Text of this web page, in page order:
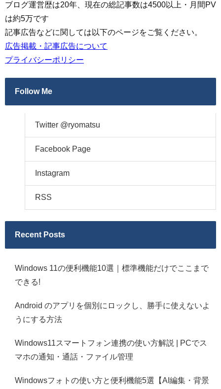
ブログ運営歴は20年、現在の総記事数は4500以上・月間PV
は約5万です
記事広告などに関しては以下のページをご覧ください。
広告掲載・記事広告について
プライバシーポリシー
Follow Me
Twitter @ryomatsu
Facebook Page
Instagram
RSS
Recent Posts
Windows 11の便利機能10選｜標準機能だけでここまで
できる!
Android のアプリを個別にロックし、勝手に使えないよ
うにする方法
Windows11スマートフォン連携の使い方解説 | PCでス
マホの通知・通話・ファイル管理
Windowsフォトの使い方と便利機能5選【AI編集・背景